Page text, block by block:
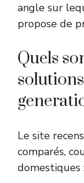
angle sur
propose de
Quels
Le site
comparés,
domestiques